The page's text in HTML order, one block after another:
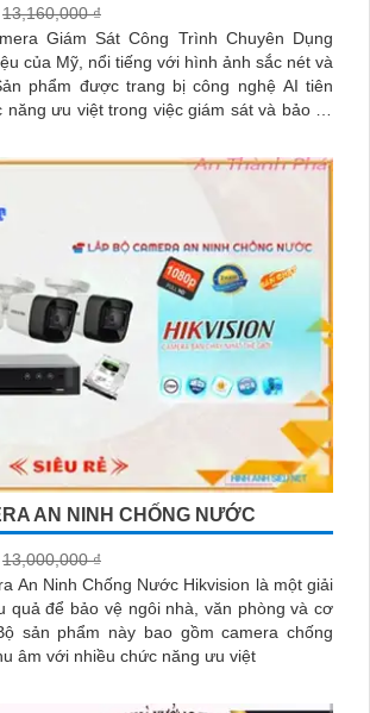
13,160,000 ₫
Giám Sát Công Trình Chuyên Dụng
của Mỹ, nổi tiếng với hình ảnh sắc nét và
ưu việt trong việc giám sát và bảo vệ
AN NINH CHỐNG NƯỚC
13,000,000 ₫
An Ninh Chống Nước Hikvision là một giải
quả để bảo vệ ngôi nhà, văn phòng và cơ
âm với nhiều chức năng ưu việt